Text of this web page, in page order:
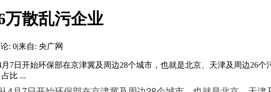
万散乱污企业
: 0|来自: 央广网
7日开始环保部在京津冀及周边28个城市，也就是北京、天津及周边26
比 ...